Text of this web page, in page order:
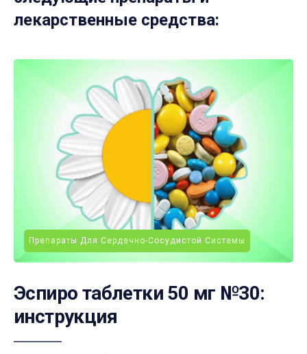
лекарственные средства:
Препараты Для Сердечно-Сосудистой Системы
Эспиро таблетки 50 мг №30:
инструкция